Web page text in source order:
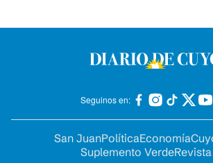
Seguinos en:
San JuanPolíticaEconomía
Suplemento Verde